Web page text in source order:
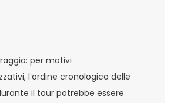
per motivi
l’ordine cronologico delle
il tour potrebbe essere